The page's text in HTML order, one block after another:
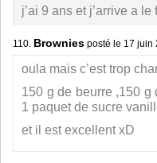
j’ai 9 ans et j’arrive a le
110. Brownies posté le 17 juin
oula mais c’est trop
150 g de beurre ,150 g
1 paquet de sucre
et il est excellent xD